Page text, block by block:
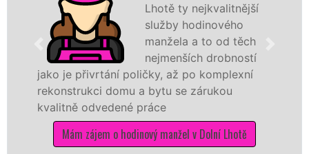
Lhotě ty nejkvalitnější
služby hodinového
manžela a to od těch
nejmenších drobností
jako je přivrtání poličky, až po komplexní
rekonstrukci domu a bytu se zárukou
kvalitně odvedené práce
Mám zájem o hodinový manžel v Dolní Lhotě